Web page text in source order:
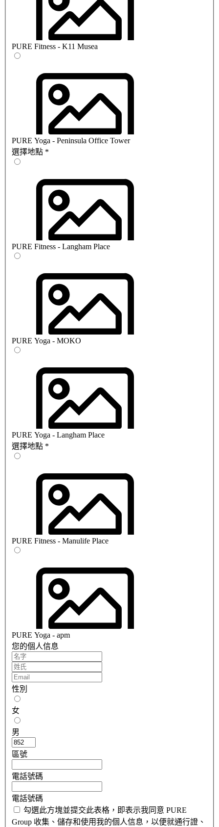
PURE Fitness - K11 Musea
PURE Yoga - Peninsula Office Tower
選擇地點 *
PURE Fitness - Langham Place
PURE Yoga - MOKO
PURE Yoga - Langham Place
選擇地點 *
PURE Fitness - Manulife Place
PURE Yoga - apm
您的個人信息
性別
女
男
區號
電話號碼
電話號碼
勾選此方塊並提交此表格，即表示我同意 PURE
Group 收集、儲存和使用我的個人信息，以便就通行證、